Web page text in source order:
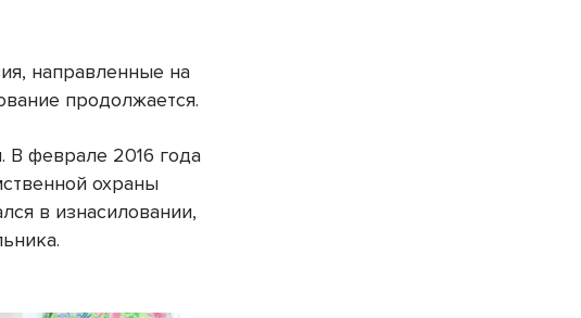
направленные на
продолжается.
В феврале 2016 года
охраны
в изнасиловании,